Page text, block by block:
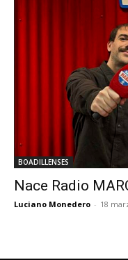
BOADILLENSES
Nace Radio
Luciano Monedero - 18